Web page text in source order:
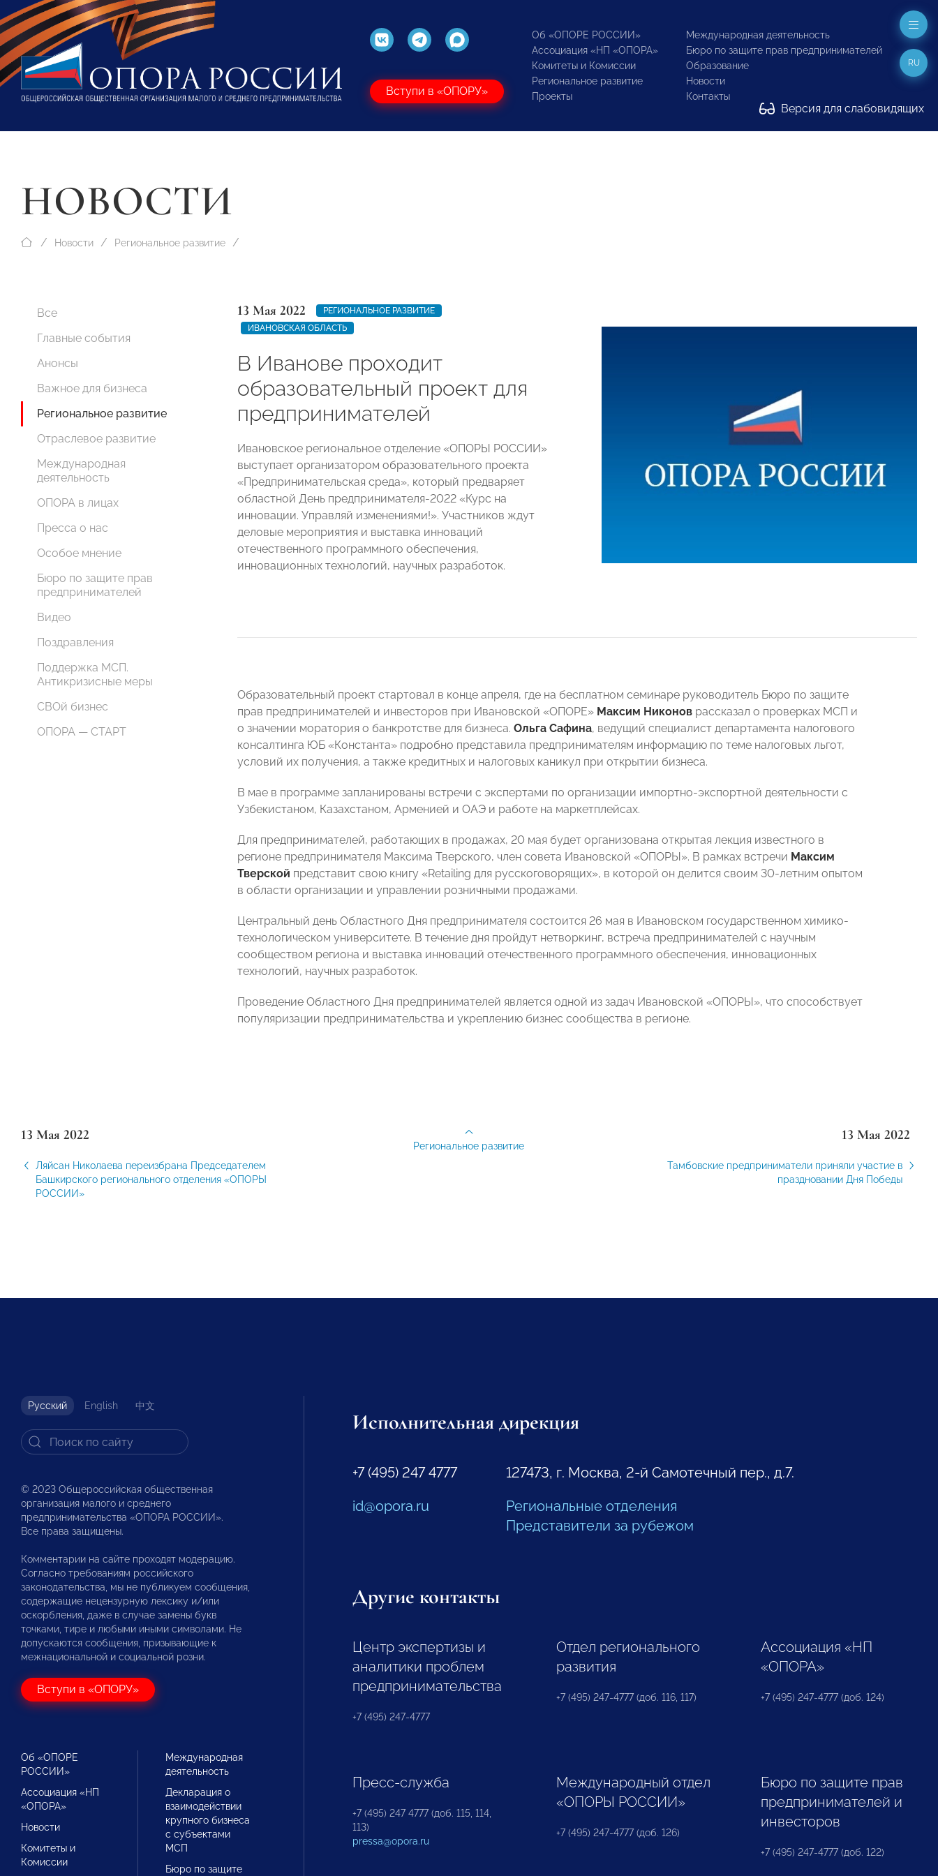
Вступи в «ОПОРУ»
Об «ОПОРЕ РОССИИ»
Ассоциация «НП «ОПОРА»
Комитеты и Комиссии
Региональное развитие
Проекты
Международная деятельность
Бюро по защите прав предпринимателей
Образование
Новости
Контакты
Версия для слабовидящих
RU
НОВОСТИ
Новости Региональное развитие
Все
Главные события
Анонсы
Важное для бизнеса
Региональное развитие
Отраслевое развитие
Международная
деятельность
ОПОРА в лицах
Пресса о нас
Особое мнение
Бюро по защите прав
предпринимателей
Видео
Поздравления
Поддержка МСП.
Антикризисные меры
СВОй бизнес
ОПОРА — СТАРТ
13 Мая 2022
РЕГИОНАЛЬНОЕ РАЗВИТИЕ
ИВАНОВСКАЯ ОБЛАСТЬ
В Иванове проходит
образовательный проект для
предпринимателей
Ивановское региональное отделение «ОПОРЫ РОССИИ»
выступает организатором образовательного проекта
«Предпринимательская среда», который предваряет
областной День предпринимателя-2022 «Курс на
инновации. Управляй изменениями!». Участников ждут
деловые мероприятия и выставка инноваций
отечественного программного обеспечения,
инновационных технологий, научных разработок.
Образовательный проект стартовал в конце апреля, где на бесплатном семинаре руководитель Бюро по защите
прав предпринимателей и инвесторов при Ивановской «ОПОРЕ» Максим Никонов рассказал о проверках МСП и
о значении моратория о банкротстве для бизнеса. Ольга Сафина, ведущий специалист департамента налогового
консалтинга ЮБ «Константа» подробно представила предпринимателям информацию по теме налоговых льгот,
условий их получения, а также кредитных и налоговых каникул при открытии бизнеса.
В мае в программе запланированы встречи с экспертами по организации импортно-экспортной деятельности с
Узбекистаном, Казахстаном, Арменией и ОАЭ и работе на маркетплейсах.
Для предпринимателей, работающих в продажах, 20 мая будет организована открытая лекция известного в
регионе предпринимателя Максима Тверского, член совета Ивановской «ОПОРЫ». В рамках встречи Максим
Тверской представит свою книгу «Retailing для русскоговорящих», в которой он делится своим 30-летним опытом
в области организации и управлении розничными продажами.
Центральный день Областного Дня предпринимателя состоится 26 мая в Ивановском государственном химико-
технологическом университете. В течение дня пройдут нетворкинг, встреча предпринимателей с научным
сообществом региона и выставка инноваций отечественного программного обеспечения, инновационных
технологий, научных разработок.
Проведение Областного Дня предпринимателей является одной из задач Ивановской «ОПОРЫ», что способствует
популяризации предпринимательства и укреплению бизнес сообщества в регионе.
13 Мая 2022
Ляйсан Николаева переизбрана Председателем
Башкирского регионального отделения «ОПОРЫ
РОССИИ»
13 Мая 2022
Тамбовские предприниматели приняли участие в
праздновании Дня Победы
Региональное развитие
Русский English 中文
© 2023 Общероссийская общественная
организация малого и среднего
предпринимательства «ОПОРА РОССИИ».
Все права защищены.
Комментарии на сайте проходят модерацию.
Согласно требованиям российского
законодательства, мы не публикуем сообщения,
содержащие нецензурную лексику и/или
оскорбления, даже в случае замены букв
точками, тире и любыми иными символами. Не
допускаются сообщения, призывающие к
межнациональной и социальной розни.
Вступи в «ОПОРУ»
Об «ОПОРЕ
РОССИИ»
Ассоциация «НП
«ОПОРА»
Новости
Комитеты и
Комиссии
Международная
деятельность
Декларация о
взаимодействии
крупного бизнеса
с субъектами
МСП
Бюро по защите
Исполнительная дирекция
+7 (495) 247 4777
id@opora.ru
127473, г. Москва, 2-й Самотечный пер., д.7.
Региональные отделения
Представители за рубежом
Другие контакты
Центр экспертизы и
аналитики проблем
предпринимательства
+7 (495) 247-4777
Отдел регионального
развития
+7 (495) 247-4777 (доб. 116, 117)
Ассоциация «НП
«ОПОРА»
+7 (495) 247-4777 (доб. 124)
Пресс-служба
+7 (495) 247 4777 (доб. 115, 114,
113)
pressa@opora.ru
Международный отдел
«ОПОРЫ РОССИИ»
+7 (495) 247-4777 (доб. 126)
Бюро по защите прав
предпринимателей и
инвесторов
+7 (495) 247-4777 (доб. 122)